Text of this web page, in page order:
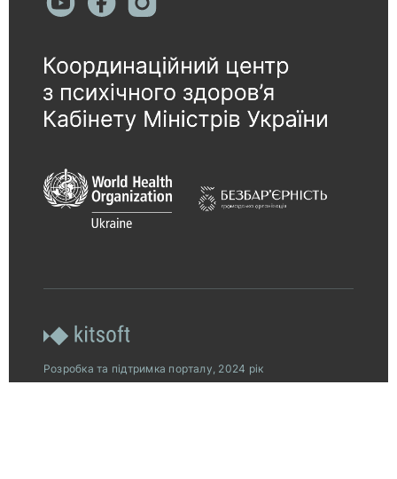
Розробка та підтримка порталу, 2024 рік